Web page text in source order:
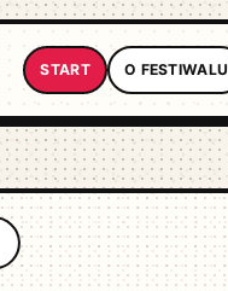
START O FESTIWALU